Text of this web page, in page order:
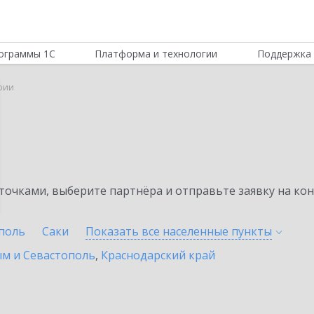
1С Платформа и технологии Поддержка
выберите партнёра и отправьте заявку на
Саки Показать все населенные пункты
и Севастополь, Краснодарский край